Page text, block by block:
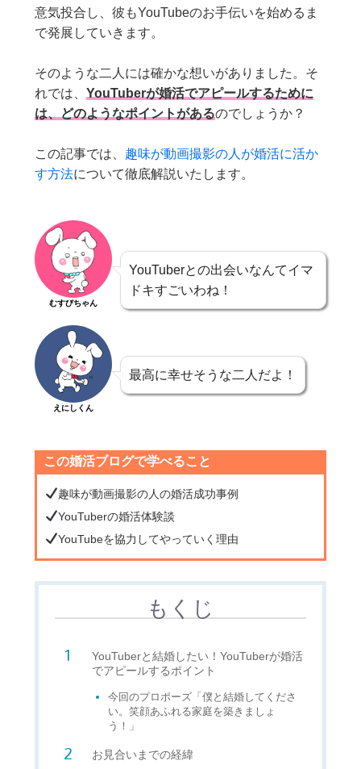
意気投合し、彼もYouTubeのお手伝いを始めるま
で発展していきます。
そのような二人には確かな想いがありました。そ
れでは、YouTuberが婚活でアピールするために
は、どのようなポイントがあるのでしょうか？
この記事では、 趣味が動画撮影の人が婚活に活か
す方法について徹底解説いたします。
むすびちゃん
YouTuberとの出会いなんてイマ
ドキすごいわね！
えにしくん
最高に幸せそうな二人だよ！
この婚活ブログで学べること
趣味が動画撮影の人の婚活成功事例
YouTuberの婚活体験談
YouTubeを協力してやっていく理由
もくじ
YouTuberと結婚したい！YouTuberが婚活
でアピールするポイント
今回のプロポーズ「僕と結婚してくださ
い。笑顔あふれる家庭を築きましょ
う！」
お見合いまでの経緯